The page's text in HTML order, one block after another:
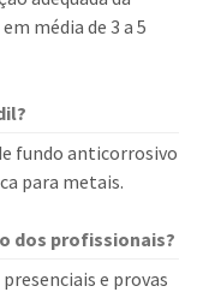
média de 3 a 5
fundo anticorrosivo
para metais.
dos profissionais?
e provas